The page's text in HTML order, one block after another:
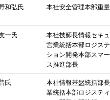
和弘氏
本社安全管理本部重
一氏
本社技師長情報セキ
営業統括本部ロジス
ション開発本部スマ
ス推進部長
氏
本社情報基盤統括部
業統括本部ロジステ